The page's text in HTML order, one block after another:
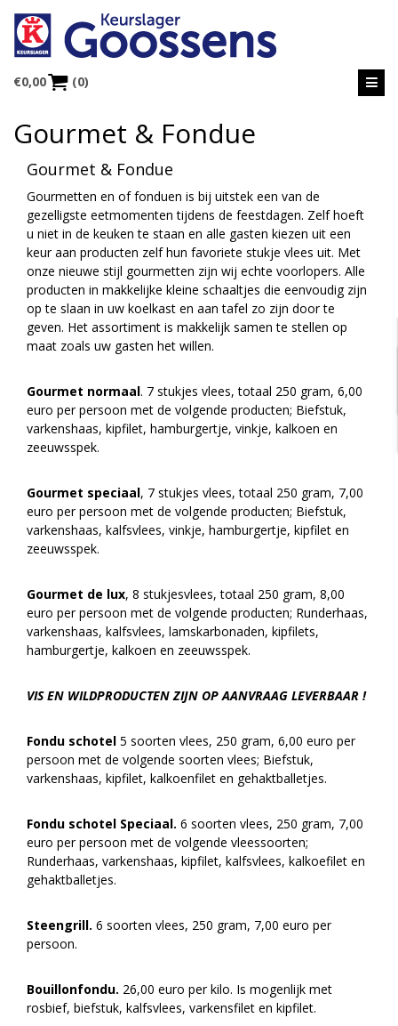
€0,00 (0)
Gourmet & Fondue
Gourmet & Fondue
Gourmetten en of fonduen is bij uitstek een van de
gezelligste eetmomenten tijdens de feestdagen. Zelf hoeft
u niet in de keuken te staan en alle gasten kiezen uit een
keur aan producten zelf hun favoriete stukje vlees uit. Met
onze nieuwe stijl gourmetten zijn wij echte voorlopers. Alle
producten in makkelijke kleine schaaltjes die eenvoudig zijn
op te slaan in uw koelkast en aan tafel zo zijn door te
geven. Het assortiment is makkelijk samen te stellen op
maat zoals uw gasten het willen.
Gourmet normaal. 7 stukjes vlees, totaal 250 gram, 6,00
euro per persoon met de volgende producten; Biefstuk,
varkenshaas, kipfilet, hamburgertje, vinkje, kalkoen en
zeeuwsspek.
Gourmet speciaal, 7 stukjes vlees, totaal 250 gram, 7,00
euro per persoon met de volgende producten; Biefstuk,
varkenshaas, kalfsvlees, vinkje, hamburgertje, kipfilet en
zeeuwsspek.
Gourmet de lux, 8 stukjesvlees, totaal 250 gram, 8,00
euro per persoon met de volgende producten; Runderhaas,
varkenshaas, kalfsvlees, lamskarbonaden, kipfilets,
hamburgertje, kalkoen en zeeuwsspek.
VIS EN WILDPRODUCTEN ZIJN OP AANVRAAG LEVERBAAR !
Fondu schotel 5 soorten vlees, 250 gram, 6,00 euro per
persoon met de volgende soorten vlees; Biefstuk,
varkenshaas, kipfilet, kalkoenfilet en gehaktballetjes.
Fondu schotel Speciaal. 6 soorten vlees, 250 gram, 7,00
euro per persoon met de volgende vleessoorten;
Runderhaas, varkenshaas, kipfilet, kalfsvlees, kalkoefilet en
gehaktballetjes.
Steengrill. 6 soorten vlees, 250 gram, 7,00 euro per
persoon.
Bouillonfondu. 26,00 euro per kilo. Is mogenlijk met
rosbief, biefstuk, kalfsvlees, varkensfilet en kipfilet.